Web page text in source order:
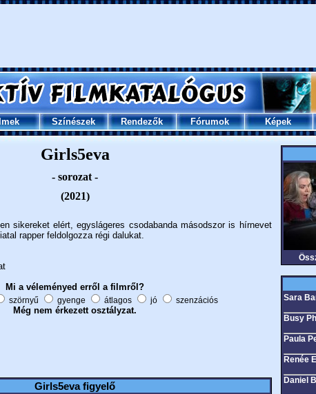
Színészek Rendezők Fórumok Képek
Girls5eva
- sorozat -
(2021)
sikereket elért, egyslágeres csodabanda másodszor is hírnevet
rapper feldolgozza régi dalukat.
Mi a véleményed erről a filmről?
szörnyű gyenge átlagos jó szenzációs
Még nem érkezett osztályzat.
Girls5eva figyelő
Sara
Busy
Paula
Renée
Daniel